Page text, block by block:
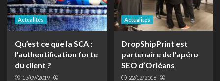
Actualités
Qu’est ce que la SCA :
l’authentification forte
du client ?
13/09/2019
Actualités
DropShipPrint est
partenaire de l’apéro
SEO d’Orléans
22/12/2018